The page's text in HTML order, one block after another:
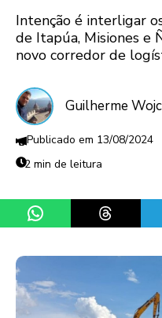
Intenção é interligar
de Itapúa, Misiones e
novo corredor de
Guilherme
13/08/2024
2 min de leitura
Share on WhatsApp
Share on